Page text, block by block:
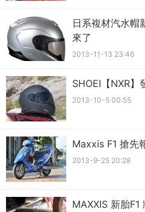
日系複材汽水帽
來了
2013-11-13 23:46
SHOEI【NXR】
2013-10-5 00:55
Maxxis F1 搶先
2013-9-25 20:28
MAXXIS 新胎